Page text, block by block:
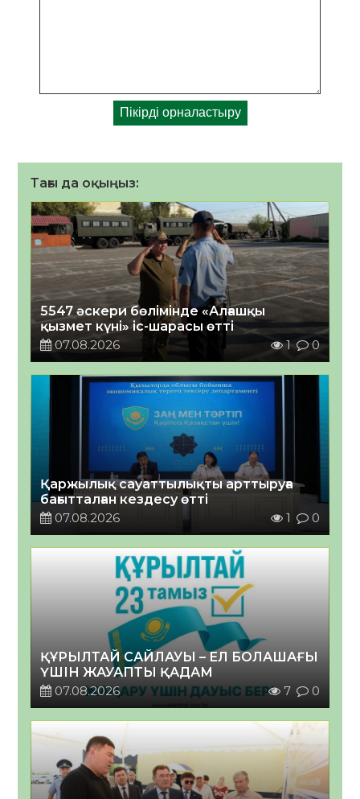
Тағы да оқыңыз:
5547 әскери бөлімінде «Алғашқы
қызмет күні» іс-шарасы өтті
07.08.2026
1 0
Қаржылық сауаттылықты арттыруға
бағытталған кездесу өтті
07.08.2026
1 0
ҚҰРЫЛТАЙ САЙЛАУЫ – ЕЛ БОЛАШАҒЫ
ҮШІН ЖАУАПТЫ ҚАДАМ
07.08.2026
7 0